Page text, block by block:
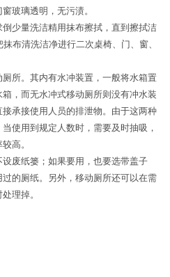
玻璃透明，无污渍。
少量洗洁精用抹布擦拭，直到擦拭洁
布清洗洁净进行二次桌椅、门、窗、
所。其内有水冲装置，一般将水箱置
，而无水冲式移动厕所则没有冲水装
承接使用人员的排泄物。由于这两种
使用到规定人数时，需要及时抽吸，
高。
废纸篓；如果要用，也要选带盖子
的厕纸。另外，移动厕所还可以在需
理掉。